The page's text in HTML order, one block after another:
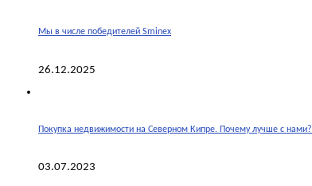
Мы в числе победителей Sminex
26.12.2025
Покупка недвижимости на Северном Кипре. Почему лучше с нами?
03.07.2023